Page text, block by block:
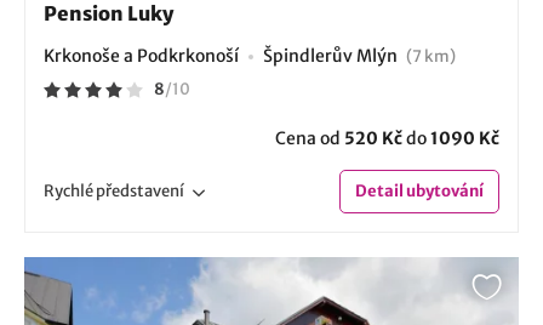
Pension Luky
Krkonoše a Podkrkonoší Špindlerův Mlýn (7 km)
8/10
Cena od 520 Kčdo1090 Kč
Rychlépředstavení Detailubytování